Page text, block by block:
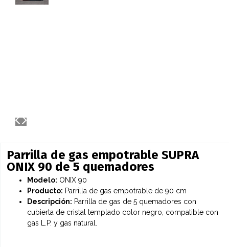
Parrilla de gas empotrable SUPRA
ONIX 90 de 5 quemadores
Modelo: ONIX 90
Producto: Parrilla de gas empotrable de 90 cm
Descripción: Parrilla de gas de 5 quemadores con
cubierta de cristal templado color negro, compatible con
gas L.P. y gas natural.